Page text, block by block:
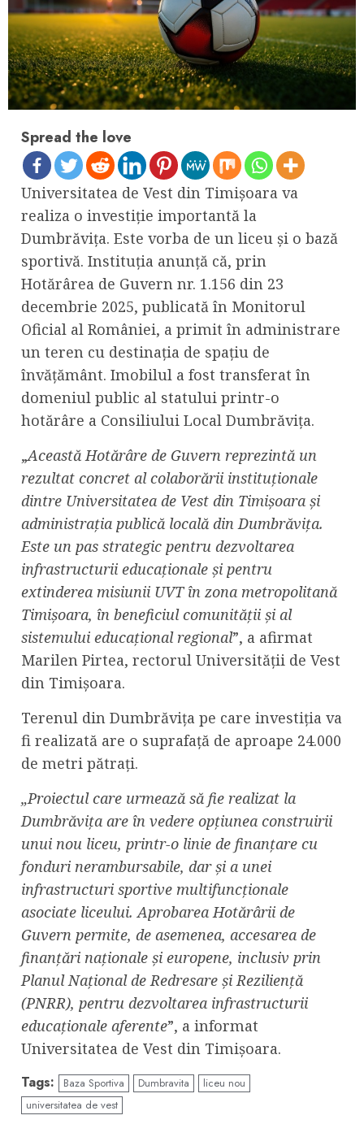
Spread the love
Universitatea de Vest din Timișoara va
realiza o investiție importantă la
Dumbrăvița. Este vorba de un liceu și o bază
sportivă. Instituția anunță că, prin
Hotărârea de Guvern nr. 1.156 din 23
decembrie 2025, publicată în Monitorul
Oficial al României, a primit în administrare
un teren cu destinația de spațiu de
învățământ. Imobilul a fost transferat în
domeniul public al statului printr-o
hotărâre a Consiliului Local Dumbrăvița.
„Această Hotărâre de Guvern reprezintă un
rezultat concret al colaborării instituționale
dintre Universitatea de Vest din Timișoara și
administrația publică locală din Dumbrăvița.
Este un pas strategic pentru dezvoltarea
infrastructurii educaționale și pentru
extinderea misiunii UVT în zona metropolitană
Timișoara, în beneficiul comunității și al
sistemului educațional regional”, a afirmat
Marilen Pirtea, rectorul Universității de Vest
din Timișoara.
Terenul din Dumbrăvița pe care investiția va
fi realizată are o suprafață de aproape 24.000
de metri pătrați.
„Proiectul care urmează să fie realizat la
Dumbrăvița are în vedere opțiunea construirii
unui nou liceu, printr-o linie de finanțare cu
fonduri nerambursabile, dar și a unei
infrastructuri sportive multifuncționale
asociate liceului. Aprobarea Hotărârii de
Guvern permite, de asemenea, accesarea de
finanțări naționale și europene, inclusiv prin
Planul Național de Redresare și Reziliență
(PNRR), pentru dezvoltarea infrastructurii
educaționale aferente”, a informat
Universitatea de Vest din Timișoara.
Tags: Baza Sportiva Dumbravita
liceu nou
universitatea de vest